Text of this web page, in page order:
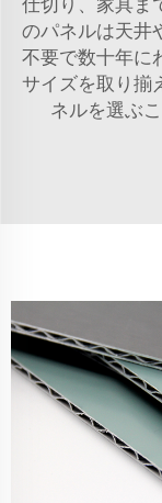
のパネルは天井
不要で数十年に
サイズを取り揃
ネルを選ぶ